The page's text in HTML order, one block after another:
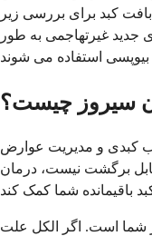
کبد برای بررسی زیر
غیرتهاجمی به طور
سیروز چیست؟
کبدی و مدیریت عوارض
برگشت نیست، درمان
شما است. اگر الکل علت